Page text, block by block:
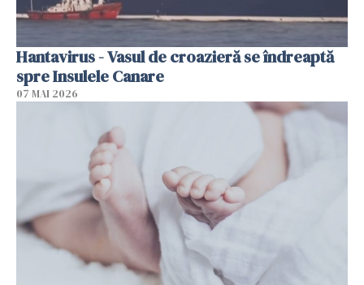
Hantavirus - Vasul de croazieră se îndreaptă
spre Insulele Canare
07 MAI 2026